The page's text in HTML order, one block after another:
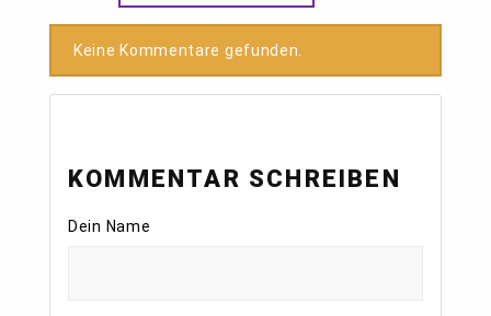
Keine Kommentare gefunden.
KOMMENTAR SCHREIBEN
Dein Name